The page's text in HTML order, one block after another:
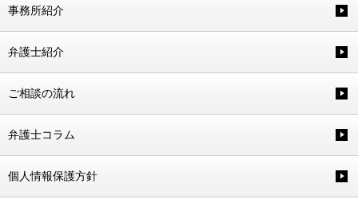
事務所紹介
弁護士紹介
ご相談の流れ
弁護士コラム
個人情報保護方針